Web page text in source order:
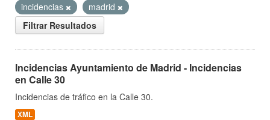
incidencias
madrid
Filtrar Resultados
Incidencias Ayuntamiento de Madrid - Incidencias
en Calle 30
Incidencias de tráfico en la Calle 30.
XML